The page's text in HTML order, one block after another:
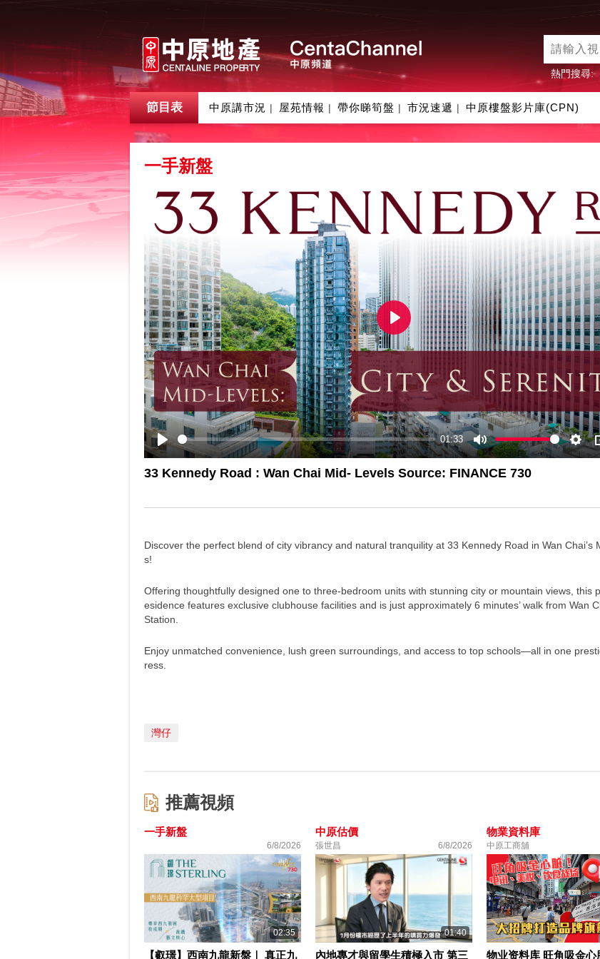
熱門搜尋:
節目表 中原講市況 | 屋苑情報 | 帶你睇筍盤 | 市況速遞 | 中原樓盤影片庫(CPN)
一手新盤
Play
01:33
Mute
Play
33 Kennedy Road : Wan Chai Mid- Levels Source: FINANCE 730
Discover the perfect blend of city vibrancy and natural tranquility at 33 Kennedy Road in Wan Chai’s
s!
Offering thoughtfully designed one to three-bedroom units with stunning city or mountain views, this
esidence features exclusive clubhouse facilities and is just approximately 6 minutes’ walk from Wan
Station.
Enjoy unmatched convenience, lush green surroundings, and access to top schools—all in one
ress.
灣仔
推薦視頻
一手新盤
6/8/2026
02:35
【叡璟】西南九龍新盤｜ 真正九
中原估價
張世昌 6/8/2026
01:40
內地專才與留學生積極入市 第三
物業資料庫
中原工商舖
物业资料库 旺角吸金心